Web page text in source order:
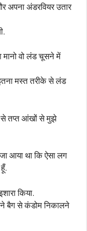
अपना अंडरवियर उतार
वो लंड चूसने में
मस्त तरीके से लंड
से तप्त आंखों से मुझे
आया था कि ऐसा लग
किया.
बैग से कंडोम निकालने